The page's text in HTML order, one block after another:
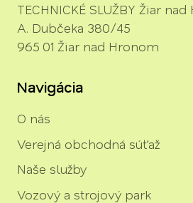
TECHNICKÉ SLUŽBY Žiar
A. Dubčeka 380/45
965 01 Žiar nad Hronom
Navigácia
O nás
Verejná obchodná súťaž
Naše služby
Vozový a strojový park